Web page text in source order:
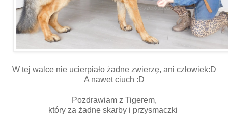
W tej walce nie ucierpiało żadne zwierzę, ani człowiek:D
A nawet ciuch :D
Pozdrawiam z Tigerem,
który za żadne skarby i przysmaczki